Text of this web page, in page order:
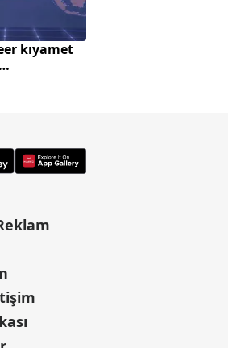
kıyamet